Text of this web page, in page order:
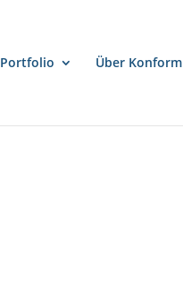
Portfolio Über Konform